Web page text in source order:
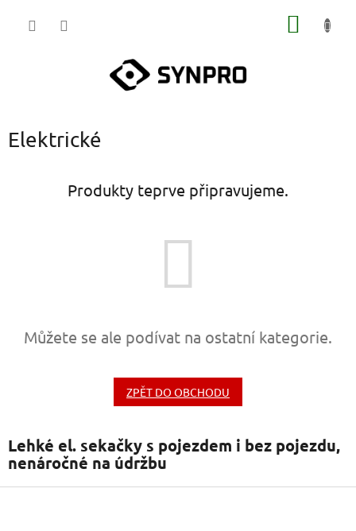
Elektrické
Produkty teprve připravujeme.
Můžete se ale podívat na ostatní kategorie.
ZPĚT DO OBCHODU
Lehké el. sekačky s pojezdem i bez pojezdu,
nenáročné na údržbu